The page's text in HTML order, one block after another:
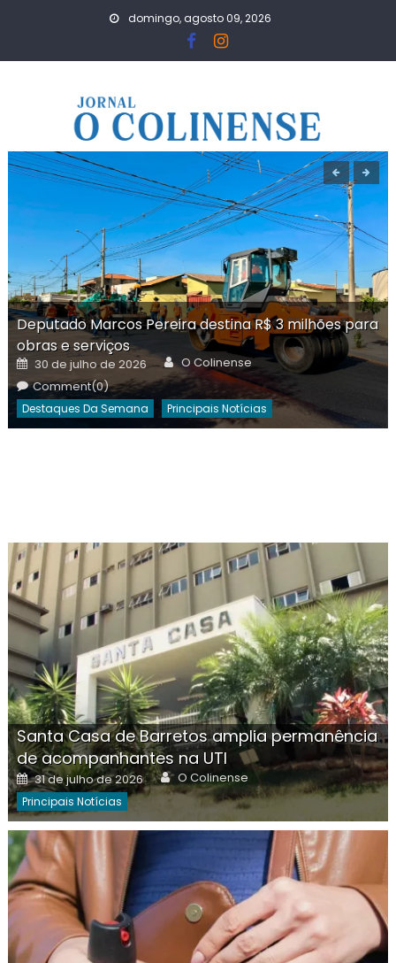
domingo, agosto 09, 2026
Deputado Marcos Pereira destina R$ 3 milhões para
obras e serviços
Posted
on
30 de julho de 2026 Author
O Colinense
Comment(0)
Destaques Da Semana Principais Notícias
Santa Casa de Barretos amplia permanência
de acompanhantes na UTI
Posted
on
31 de julho de 2026 Author
O Colinense
Principais Notícias